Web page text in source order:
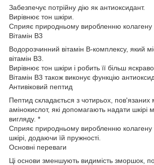
Забезпечує потрійну дію як антиоксидант.
Вирівнює тон шкіри.
Сприяє природньому виробленню колагену в
Вітамін В3
Водорозчинний вітамін B-комплексу, який
вітамін В3.
Вирівнює тон шкіри і робить її більш
Вітамін B3 також виконує функцію
Антивіковий пептид
Пептид складається з чотирьох, пов'язаних
амінокислот, які допомагають надати шкірі
вигляду. *
Сприяє природньому виробленню колагену
шкірі, додаючи їй пружності.
Основні переваги
Ці основи зменшують видимість зморшок,